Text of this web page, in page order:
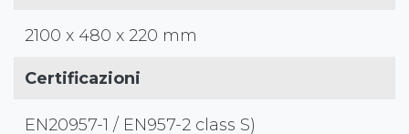
2100 x 480 x 220 mm
Certificazioni
EN20957-1 / EN957-2 class S)